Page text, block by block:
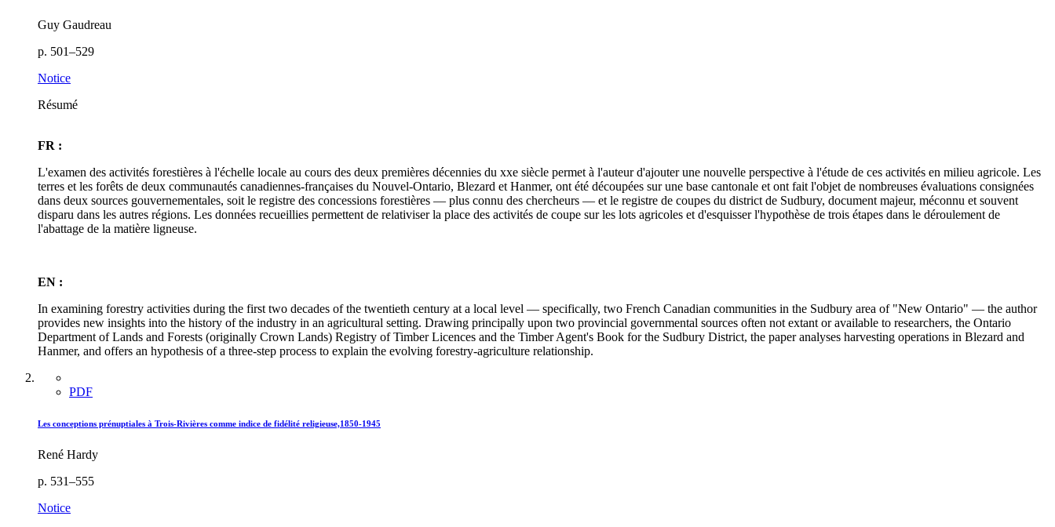
Guy Gaudreau
p. 501–529
Notice
Résumé
FR :
L'examen des activités forestières à l'échelle locale au cours des deux premières décennies du xxe siècle permet à l'auteur d'ajouter une nouvelle perspective à l'étude de ces activités en milieu agricole. Les
terres et les forêts de deux communautés canadiennes-françaises du Nouvel-Ontario, Blezard et Hanmer, ont été découpées sur une base cantonale et ont fait l'objet de nombreuses évaluations consignées
dans deux sources gouvernementales, soit le registre des concessions forestières — plus connu des chercheurs — et le registre de coupes du district de Sudbury, document majeur, méconnu et souvent
disparu dans les autres régions. Les données recueillies permettent de relativiser la place des activités de coupe sur les lots agricoles et d'esquisser l'hypothèse de trois étapes dans le déroulement de
l'abattage de la matière ligneuse.
EN :
In examining forestry activities during the first two decades of the twentieth century at a local level — specifically, two French Canadian communities in the Sudbury area of "New Ontario" — the author
provides new insights into the history of the industry in an agricultural setting. Drawing principally upon two provincial governmental sources often not extant or available to researchers, the Ontario
Department of Lands and Forests (originally Crown Lands) Registry of Timber Licences and the Timber Agent's Book for the Sudbury District, the paper analyses harvesting operations in Blezard and
Hanmer, and offers an hypothesis of a three-step process to explain the evolving forestry-agriculture relationship.
PDF
Les conceptions prénuptiales à Trois-Rivières comme indice de fidélité religieuse,1850-1945
René Hardy
p. 531–555
Notice